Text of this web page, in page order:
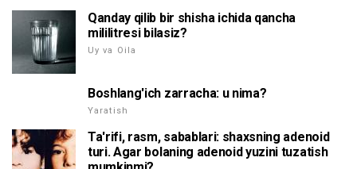
Qanday qilib bir shisha ichida qancha
mililitresi bilasiz?
Uy va Oila
Boshlang'ich zarracha: u nima?
Yaratish
Ta'rifi, rasm, sabablari: shaxsning adenoid
turi. Agar bolaning adenoid yuzini tuzatish